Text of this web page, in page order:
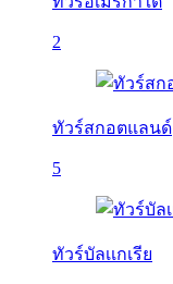
2
ทัวร์สกอตแลนด์
5
ทัวร์บัลเเกเรีย